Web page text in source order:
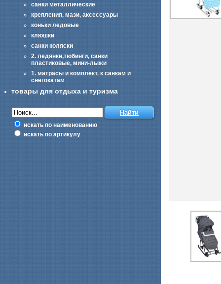
санки металлические
крепления, мази, аксессуары
коньки ледовые
клюшки
санки коляски
2. ледянки,тюбинги, санки
пластиковые, мини-лыжи
1. матрасы и комплект. к санкам и
снегокатам
товары для отдыха и туризма
искать по наименованию
искать по артикулу